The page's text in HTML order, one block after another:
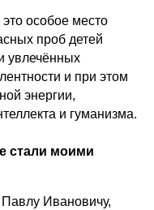
особое место
проб детей
увлечённых
и при этом
энергии,
и гуманизма.
стали моими
Ивановичу,